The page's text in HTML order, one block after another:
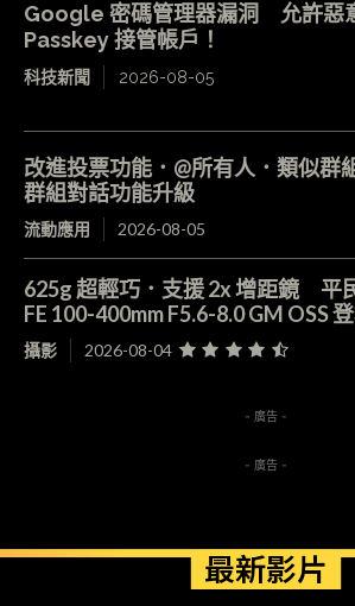
Google 密碼管理器漏洞 允許惡
Passkey 接管帳戶！
科技新聞 2026-08-05
改進投票功能．@所有人．類似
群組對話功能升級
流動應用 2026-08-05
625g 超輕巧．支援 2x 增距鏡 平
FE 100-400mm F5.6-8.0 GM OSS
攝影 2026-08-04
- 廣告 -
- 廣告 -
最新影片